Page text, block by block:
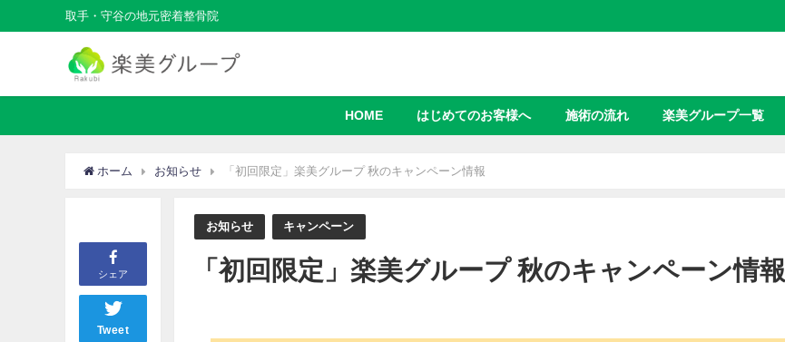
取手・守谷の地元密着整骨院
HOME はじめてのお客様へ 施術の流れ 楽美グループ一覧
ホーム お知らせ 「初回限定」楽美グループ 秋のキャンペーン情報
シェア
Tweet
お知らせ キャンペーン
「初回限定」楽美グループ 秋のキャンペーン情報